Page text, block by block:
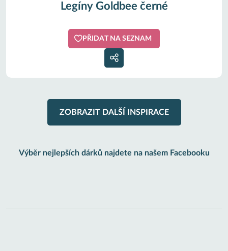
Legíny Goldbee černé
PŘIDAT NA SEZNAM
ZOBRAZIT DALŠÍ INSPIRACE
Výběr nejlepších dárků najdete na našem Facebooku